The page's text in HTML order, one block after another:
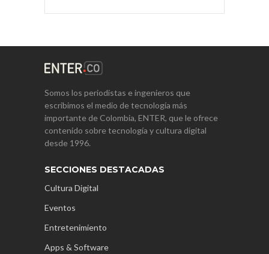
Somos los periodistas e ingenieros que
escribimos el medio de tecnología más
importante de Colombia, ENTER, que le ofrece
contenido sobre tecnología y cultura digital
desde 1996.
SECCIONES DESTACADAS
Cultura Digital
Eventos
Entretenimiento
Apps & Software